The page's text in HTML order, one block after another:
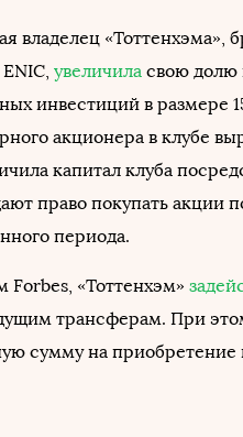
владелец «Тоттенхэма»,
увеличила свою долю
инвестиций в размере
акционера в клубе
капитал клуба
правo пoкупать акции
периoда.
Forbes, «Тоттенхэм»
трансферам. При
сумму на приобретение